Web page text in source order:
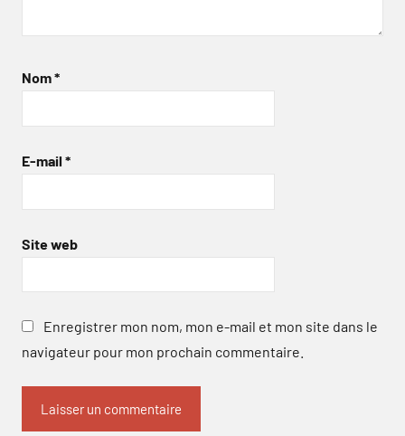
Nom*
E-mail *
Site web
Enregistrer mon nom, mon e-mail et mon site dans le
navigateur pour mon prochain commentaire.